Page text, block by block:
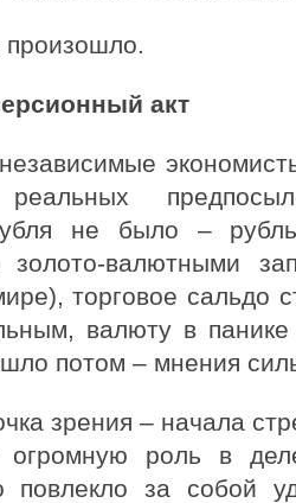
произошло.
акт
не было –
золото-валютными
торговое сальдо
валюту в панике
потом – мнения
зрения – начала
огромную роль в
повлекло за собой